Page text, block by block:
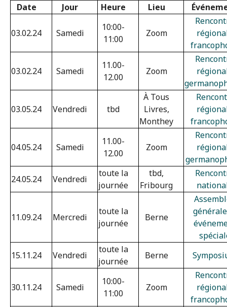
Date Jour Heure Lieu
03.02.24 Samedi
10:00-
11:00
Zoom
03.02.24 Samedi
11.00-
12.00
Zoom
03.05.24 Vendredi tbd
À Tous
Livres,
Monthey
04.05.24 Samedi
11.00-
12.00
Zoom
24.05.24
Vendredi
toute la
journée
tbd,
Fribourg
11.09.24 Mercredi
toute la
journée
Berne
15.11.24
Vendredi
toute la
journée
Berne
30.11.24 Samedi
10:00-
11:00
Zoom